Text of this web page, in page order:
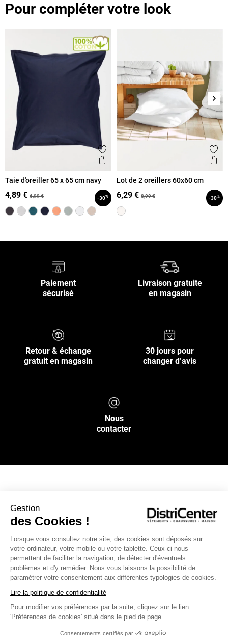
Gestion
des Cookies !
Lorsque vous consultez notre site, des cookies sont déposés sur
votre ordinateur, votre mobile ou votre tablette. Ceux-ci nous
permettent de faciliter la navigation, de détecter d'éventuels
problèmes et d'y remédier. Nous vous laissons la possibilité de
paramétrer votre consentement aux différentes typologies de cookies.
Lire la politique de confidentialité
Pour modifier vos préférences par la suite, cliquez sur le lien
'Préférences de cookies' situé dans le pied de page.
Consentements certifiés par
Pour compléter votre look
Ajouter aux favoris
Aperçu rapide
Taie d'oreiller 65 x 65 cm navy
4,89 € 6,99 € -30%
Lot de 2 oreillers 60x60 cm
6,29 € 8,99 € -30%
Paiement
sécurisé
Livraison gratuite
en magasin
Retour & échange
gratuit en magasin
30 jours pour
changer d’avis
Nous
contacter
INFOS PRATIQUES
L’ENSEIGNE DISTRICENTER
Suivez-nous
Moyens de paiement